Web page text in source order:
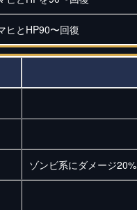
ヒとHP90〜回復
ゾンビ系にダメージ